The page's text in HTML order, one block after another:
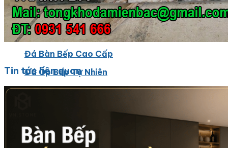
Đá Nội Thất
Chậu Lavabo Đá
Mặt Bàn Lavabo Đá
Đá Bàn Bếp Cao Cấp
Đá Ốp Bếp Tự Nhiên
Các Loại Đá Khác
Mặt Hàng nhập khẩu Container
Vách Tivi ỐP Đá Cao Cấp
Tin tức liên quan